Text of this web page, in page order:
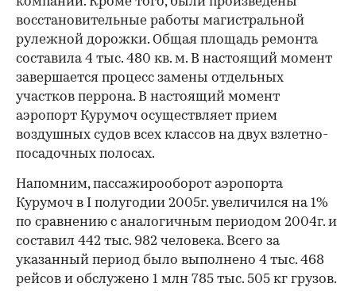
восстановительные работы магистральной
рулежной дорожки. Общая площадь ремонта
составила 4 тыс. 480 кв. м. В настоящий момент
завершается процесс замены отдельных
участков перрона. В настоящий момент
аэропорт Курумоч осуществляет прием
воздушных судов всех классов на двух взлетно-
посадочных полосах.
Напомним, пассажирооборот аэропорта
Курумоч в I полугодии 2005г. увеличился на 1%
по сравнению с аналогичным периодом 2004г. и
составил 442 тыс. 982 человека. Всего за
указанный период было выполнено 4 тыс. 468
рейсов и обслужено 1 млн 785 тыс. 505 кг грузов.